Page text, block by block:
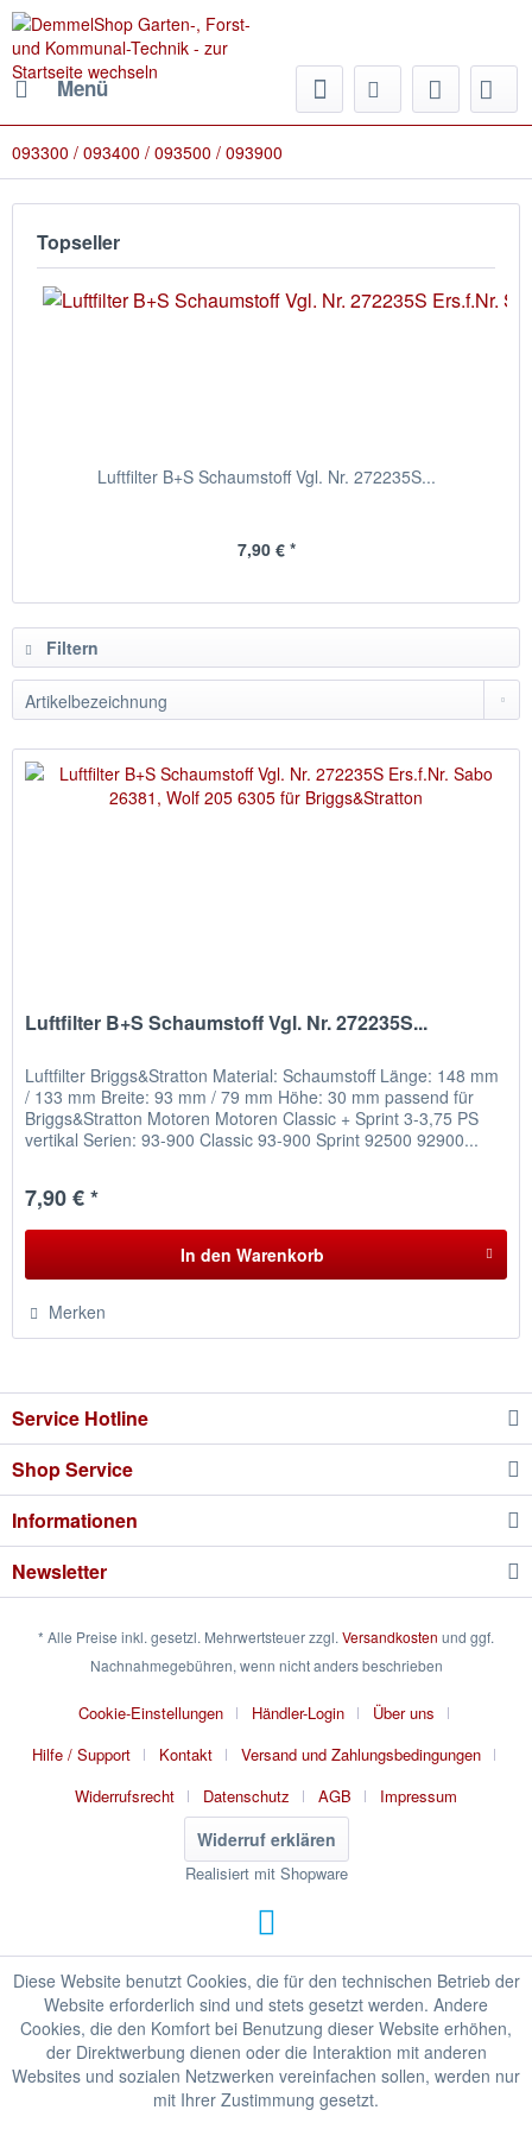
Menü
093300 / 093400 / 093500 / 093900
Topseller
Luftfilter B+S Schaumstoff Vgl. Nr. 272235S...
7,90 € *
Filtern
Luftfilter B+S Schaumstoff Vgl. Nr. 272235S...
Luftfilter Briggs&Stratton Material: Schaumstoff Länge: 148 mm
/ 133 mm Breite: 93 mm / 79 mm Höhe: 30 mm passend für
Briggs&Stratton Motoren Motoren Classic + Sprint 3-3,75 PS
vertikal Serien: 93-900 Classic 93-900 Sprint 92500 92900...
7,90 € *
In den Warenkorb
Merken
Service Hotline
Shop Service
Informationen
Newsletter
* Alle Preise inkl. gesetzl. Mehrwertsteuer zzgl. Versandkosten und ggf.
Nachnahmegebühren, wenn nicht anders beschrieben
Cookie-Einstellungen Händler-Login
Über uns
Hilfe / Support
Kontakt
Versand und Zahlungsbedingungen
Widerrufsrecht
Datenschutz AGB Impressum
Widerruf erklären
Realisiert mit Shopware
Diese Website benutzt Cookies, die für den technischen Betrieb der
Website erforderlich sind und stets gesetzt werden. Andere
Cookies, die den Komfort bei Benutzung dieser Website erhöhen,
der Direktwerbung dienen oder die Interaktion mit anderen
Websites und sozialen Netzwerken vereinfachen sollen, werden nur
mit Ihrer Zustimmung gesetzt.